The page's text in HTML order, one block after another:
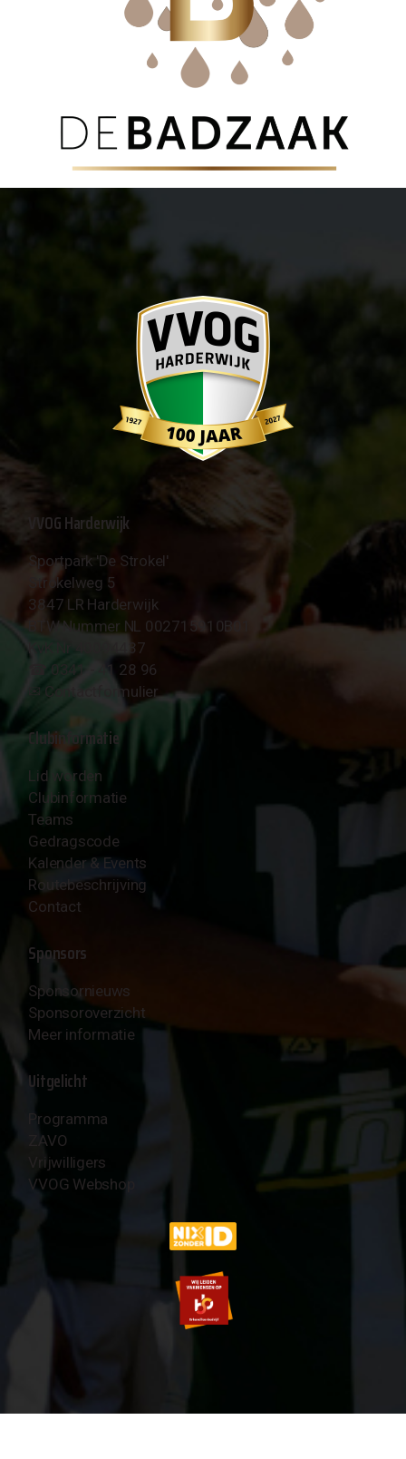
VVOG Harderwijk
Sportpark 'De Strokel'
Strokelweg 5
3847 LR Harderwijk
BTW Nummer NL 002715910B01
KvK Nr 40094437
☎︎ 0341 - 41 28 96
✉︎ Contactformulier
Clubinformatie
Lid worden
Clubinformatie
Teams
Gedragscode
Kalender & Events
Routebeschrijving
Contact
Sponsors
Sponsornieuws
Sponsoroverzicht
Meer informatie
Uitgelicht
Programma
ZAVO
Vrijwilligers
VVOG Webshop